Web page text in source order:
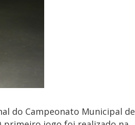
do Campeonato Municipal de